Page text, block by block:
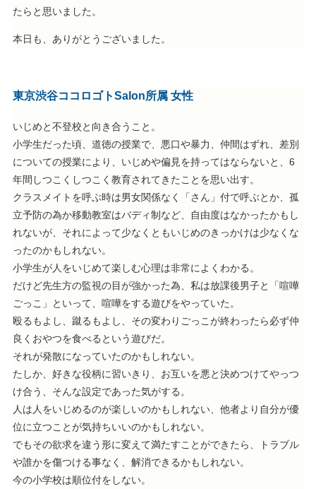
たらと思いました。
本日も、ありがとうございました。
東京渋谷ココロゴトSalon所属 女性
いじめと不登校と向き合うこと。
小学生だった頃、道徳の授業で、悪口や暴力、仲間はずれ、差別
についての授業により、いじめや偏見を持ってはならないと、6
年間しつこくしつこく教育されてきたことを思い出す。
クラスメイトを呼ぶ時は男女関係なく「さん」付で呼ぶとか、孤
立予防の為か移動教室はバディ制など、自由度はなかったかもし
れないが、それによって少なくともいじめのきっかけは少なくな
ったのかもしれない。
小学生が人をいじめて楽しむ心理は非常によくわかる。
だけど先生方の監視の目が強かった為、私は放課後男子と「喧嘩
ごっこ」といって、喧嘩をする遊びをやっていた。
殴るもよし、蹴るもよし、その変わりごっこが終わったら必ず仲
良くおやつを食べるという遊びだ。
それが発散になっていたのかもしれない。
たしか、好きな役柄に習いきり、お互いを悪と決めつけてやっつ
け合う、そんな設定であった気がする。
人は人をいじめるのが楽しいのかもしれない、他者より自分が優
位に立つことが気持ちいいのかもしれない。
でもその欲求を違う形に変えて満たすことができたら、トラブル
や誰かを傷つける事なく、解消できるかもしれない。
今の小学校は順位付をしない。